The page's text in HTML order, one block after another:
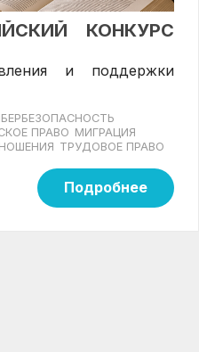
КОНКУРС
и поддержки
ПРАВО МИГРАЦИЯ
ТРУДОВОЕ ПРАВО
Подробнее